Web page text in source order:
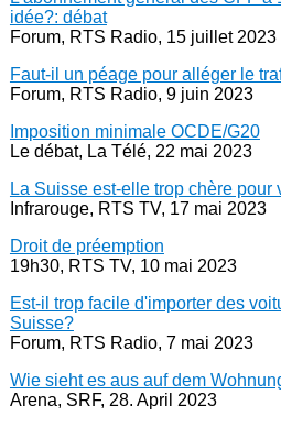
idée?: débat
Forum, RTS Radio, 15 juillet 2023
Faut-il un péage pour alléger le
Forum, RTS Radio, 9 juin 2023
Imposition minimale OCDE/G20
Le débat, La Télé, 22 mai 2023
La Suisse est-elle trop chère pour
Infrarouge, RTS TV, 17 mai 2023
Droit de préemption
19h30, RTS TV, 10 mai 2023
Est-il trop facile d'importer des
Suisse?
Forum, RTS Radio, 7 mai 2023
Wie sieht es aus auf dem
Arena, SRF, 28. April 2023